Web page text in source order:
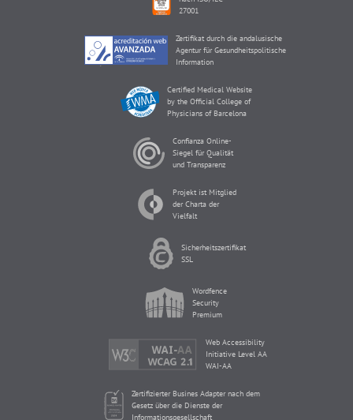
27001
Zertifikat durch die andalusische
Agentur für Gesundheitspolitische
Information
Certified Medical Website
by the Official College of
Physicians of Barcelona
Confianza Online-
Siegel für Qualität
und Transparenz
Projekt ist Mitglied
der Charta der
Vielfalt
Sicherheitszertifikat
SSL
Wordfence
Security
Premium
Web Accessibility
Initiative Level AA
WAI-AA
Zertifizierter Busines Adapter nach dem
Gesetz über die Dienste der
Informationsgesellschaft